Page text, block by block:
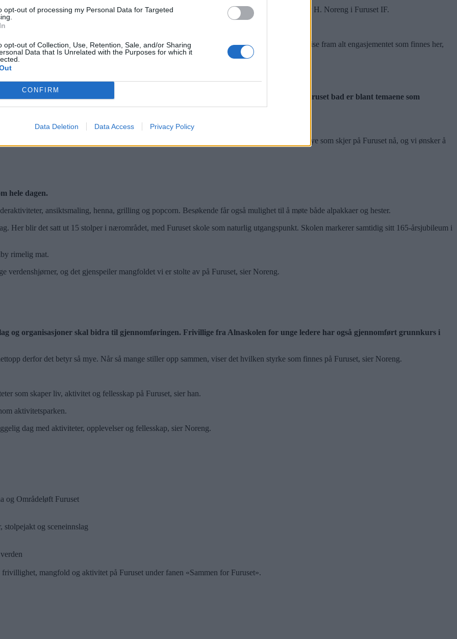
opt-out of processing my Personal Data for Targeted
opt-out of Collection, Use, Retention, Sale, and/or Sharing
Data that Is Unrelated with the Purposes for which it
CONFIRM
Data Deletion Data Access Privacy Policy
å løfte Furuset i fellesskap og samle alle de gode kreftene som finnes i nærmiljøet, sier Vidar H. Noreng i Furuset IF.
tidligere.
et pulserende og aktivt liv på Furuset og i nærområdet. Festivalen er en fin anledning til å vise fram alt engasjementet som finnes her,
Planene for utviklingen av Furuset sentrum, nye boligprosjekter og framtiden til Furuset bad er blant temaene som
jobber sammen for å se på både utfordringer og muligheter i området. Det er mye som skjer på Furuset nå, og vi ønsker å
hele dagen.
ansiktsmaling, henna, grilling og popcorn. Besøkende får også mulighet til å møte både alpakkaer og hester.
Her blir det satt ut 15 stolper i nærområdet, med Furuset skole som naturlig utgangspunkt. Skolen markerer samtidig sitt 165-årsjubileum i
rimelig mat.
verdenshjørner, og det gjenspeiler mangfoldet vi er stolte av på Furuset, sier Noreng.
og organisasjoner skal bidra til gjennomføringen. Frivillige fra Alnaskolen for unge ledere har også gjennomført grunnkurs i
derfor det betyr så mye. Når så mange stiller opp sammen, viser det hvilken styrke som finnes på Furuset, sier Noreng.
som skaper liv, aktivitet og fellesskap på Furuset, sier han.
aktivitetsparken.
dag med aktiviteter, opplevelser og fellesskap, sier Noreng.
og Områdeløft Furuset
og sceneinnslag
mangfold og aktivitet på Furuset under fanen «Sammen for Furuset».